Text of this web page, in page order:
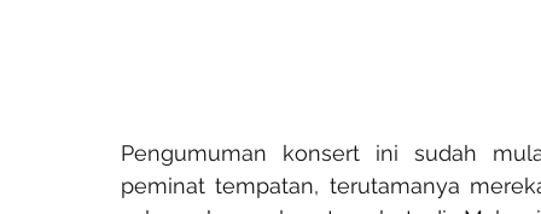
Pengumuman konsert ini sudah
peminat tempatan, terutamanya